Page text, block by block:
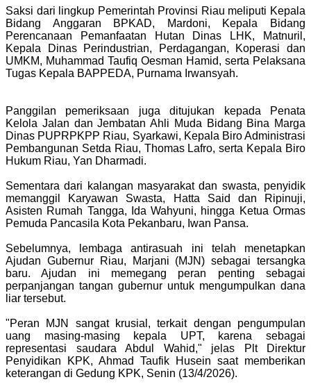
Saksi dari lingkup Pemerintah Provinsi Riau meliputi Kepala
Bidang Anggaran BPKAD, Mardoni, Kepala Bidang
Perencanaan Pemanfaatan Hutan Dinas LHK, Matnuril,
Kepala Dinas Perindustrian, Perdagangan, Koperasi dan
UMKM, Muhammad Taufiq Oesman Hamid, serta Pelaksana
Tugas Kepala BAPPEDA, Purnama Irwansyah.
Panggilan pemeriksaan juga ditujukan kepada Penata
Kelola Jalan dan Jembatan Ahli Muda Bidang Bina Marga
Dinas PUPRPKPP Riau, Syarkawi, Kepala Biro Administrasi
Pembangunan Setda Riau, Thomas Lafro, serta Kepala Biro
Hukum Riau, Yan Dharmadi.
Sementara dari kalangan masyarakat dan swasta, penyidik
memanggil Karyawan Swasta, Hatta Said dan Ripinuji,
Asisten Rumah Tangga, Ida Wahyuni, hingga Ketua Ormas
Pemuda Pancasila Kota Pekanbaru, Iwan Pansa.
Sebelumnya, lembaga antirasuah ini telah menetapkan
Ajudan Gubernur Riau, Marjani (MJN) sebagai tersangka
baru. Ajudan ini memegang peran penting sebagai
perpanjangan tangan gubernur untuk mengumpulkan dana
liar tersebut.
"Peran MJN sangat krusial, terkait dengan pengumpulan
uang masing-masing kepala UPT, karena sebagai
representasi saudara Abdul Wahid," jelas Plt Direktur
Penyidikan KPK, Ahmad Taufik Husein saat memberikan
keterangan di Gedung KPK, Senin (13/4/2026).